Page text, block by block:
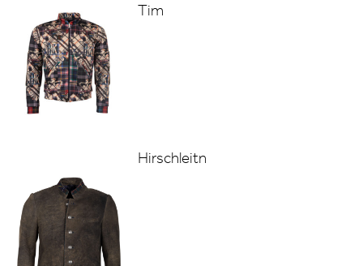
Tim
Hirschleitn